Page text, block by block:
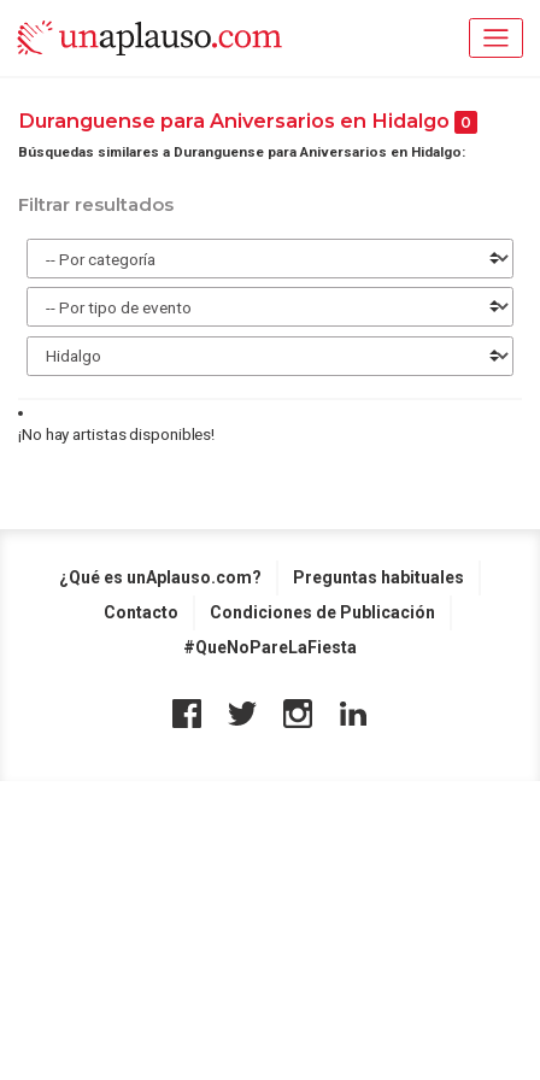
Duranguense para Aniversarios en Hidalgo 0
Búsquedas similares a Duranguense para Aniversarios en Hidalgo:
Filtrar resultados
¡No hay artistas disponibles!
¿Qué es unAplauso.com?
Preguntas habituales
Contacto
Condiciones de Publicación
#QueNoPareLaFiesta